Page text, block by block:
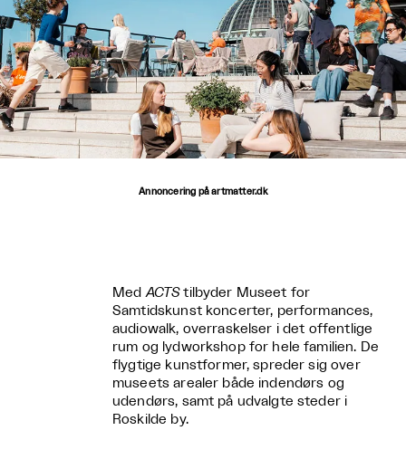
Annoncering på artmatter.dk
MedACTStilbyder Museet for
Samtidskunst koncerter, performances,
audiowalk, overraskelser i det offentlige
rum og lydworkshop for hele familien. De
flygtige kunstformer, spreder sig over
museets arealer både indendørs og
udendørs, samt på udvalgte steder i
Roskilde by.